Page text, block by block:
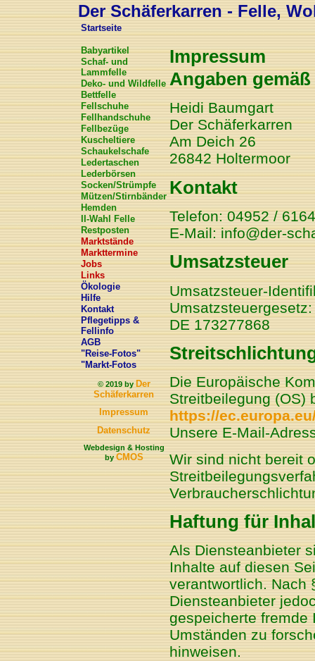
Der Schäferkarren - Felle,
Startseite
Babyartikel
Schaf- und
Lammfelle
Deko- und Wildfelle
Bettfelle
Fellschuhe
Fellhandschuhe
Fellbezüge
Kuscheltiere
Schaukelschafe
Ledertaschen
Lederbörsen
Socken/Strümpfe
Mützen/Stirnbänder
Hemden
II-Wahl Felle
Restposten
Marktstände
Markttermine
Jobs
Links
Ökologie
Hilfe
Kontakt
Pflegetipps &
Fellinfo
AGB
"Reise-Fotos"
"Markt-Fotos
© 2019 byDer
Schäferkarren
Impressum
Datenschutz
Webdesign & Hosting
byCMOS
Impressum
Angaben gemäß
Heidi Baumgart
Der Schäferkarren
Am Deich 26
26842 Holtermoor
Kontakt
Telefon: 04952 /
E-Mail: info@der-
Umsatzsteuer
Umsatzsteuer-
Umsatzsteuergesetz:
DE 173277868
Die Europäische
Streitbeilegung (OS)
https://
Unsere E-Mail-
Wir sind nicht bereit
Haftung für
Als Diensteanbieter
Inhalte auf diesen
verantwortlich. Nach
Diensteanbieter
gespeicherte fremde
Umständen zu
hinweisen.